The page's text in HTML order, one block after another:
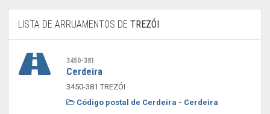
LISTA DE ARRUAMENTOS DE TREZÓI
3450-381
Cerdeira
3450-381 TREZÓI
Código postal de Cerdeira - Cerdeira